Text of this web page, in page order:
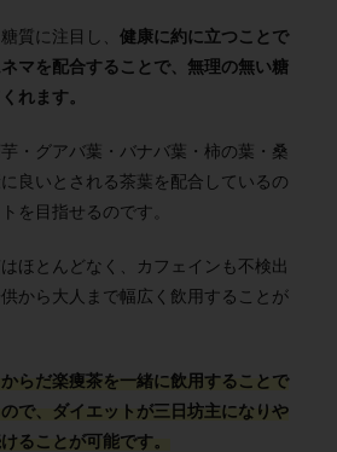
質に注目し、 健康に約に立つことで
マを配合することで、無理の無い糖
れます。
・グアバ葉・バナバ葉・柿の葉・桑
良いとされる茶葉を配合しているの
を目指せるのです。
ほとんどなく、カフェインも不検出
から大人まで幅広く飲用することが
らだ楽痩茶を一緒に飲用することで
で、ダイエットが三日坊主になりや
ることが可能です。